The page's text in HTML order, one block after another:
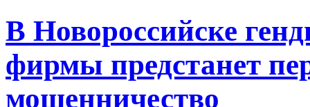
В Новороссийске
фирмы предстанет
мошенничество